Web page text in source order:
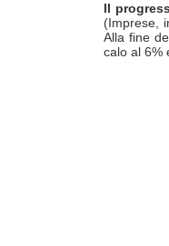
Il
(Imprese,
Alla fine
calo al 6%